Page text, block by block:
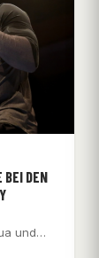
BEI DEN
und